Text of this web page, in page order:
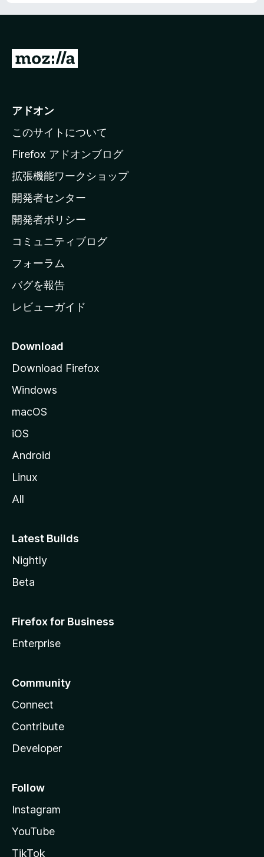
M
i
l
a
ホ
ー
ム
ー
ジ
へ
アドオン
このサイトについて
Firefox アドオンブログ
拡張機能ワークショップ
開発者センター
開発者ポリシー
コミュニティブログ
フォーラム
バグを報告
レビューガイド
Download
Download Firefox
Windows
macOS
iOS
Android
Linux
All
Latest Builds
Nightly
Beta
Firefox for Business
Enterprise
Community
Connect
Contribute
Developer
Follow
Instagram
YouTube
TikTok